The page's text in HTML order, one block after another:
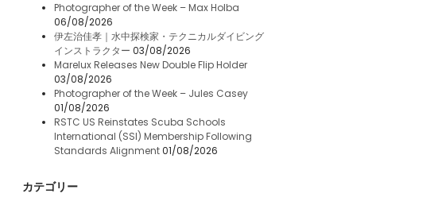
Photographer of the Week – Max Holba
06/08/2026
伊左治佳孝｜水中探検家・テクニカルダイビング
インストラクター 03/08/2026
Marelux Releases New Double Flip Holder
03/08/2026
Photographer of the Week – Jules Casey
01/08/2026
RSTC US Reinstates Scuba Schools
International (SSI) Membership Following
Standards Alignment 01/08/2026
カテゴリー